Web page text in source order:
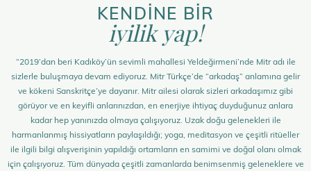
KENDİNE BİR
iyilik yap!
“2019’dan beri Kadıköy’ün sevimli mahallesi Yeldeğirmeni’nde Mitr adı ile
sizlerle buluşmaya devam ediyoruz. Mitr Türkçe’de “arkadaş” anlamına gelir
ve kökeni Sanskritçe’ye dayanır. Mitr ailesi olarak sizleri arkadaşımız gibi
görüyor ve en keyifli anlarınızdan, en enerjiye ihtiyaç duyduğunuz anlara
kadar hep yanınızda olmaya çalışıyoruz. Uzak doğu gelenekleri ile
harmanlanmış hissiyatların paylaşıldığı; yoga, meditasyon ve çeşitli ritüeller
ile ilgili bilgi alışverişinin yapıldığı ortamların en samimi ve doğal olanı olmak
için çalışıyoruz. Tüm dünyada çeşitli zamanlarda benimsenmiş geleneklere ve